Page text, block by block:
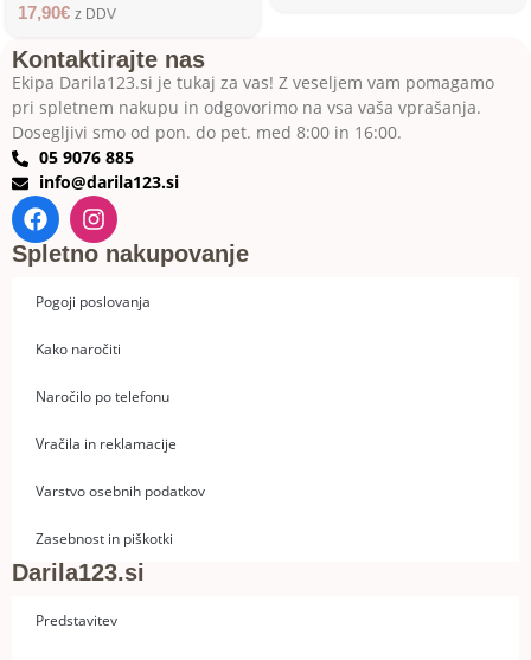
17,90€ z DDV
Kontaktirajte nas
Ekipa Darila123.si je tukaj za vas! Z veseljem vam pomagamo
pri spletnem nakupu in odgovorimo na vsa vaša vprašanja.
Dosegljivi smo od pon. do pet. med 8:00 in 16:00.
05 9076 885
info@darila123.si
Spletno nakupovanje
Pogoji poslovanja
Kako naročiti
Naročilo po telefonu
Vračila in reklamacije
Varstvo osebnih podatkov
Zasebnost in piškotki
Darila123.si
Predstavitev